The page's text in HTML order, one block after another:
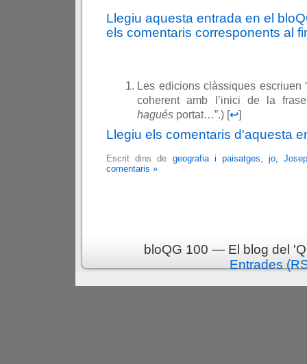
Llegiu aquesta entrada en el
els comentaris corresponents al
Les edicions clàssiques escriuen
coherent amb l’inici de la
hagués portat…”.) [↩]
Llegiu els comentaris d'aquesta
Escrit dins de geografia i paisatges,jo,
comentaris »
bloQG 100 — El blog del
Entrades